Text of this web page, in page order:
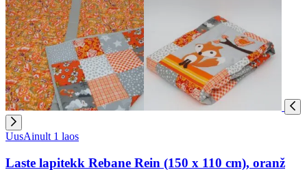
UusAinult 1 laos
Laste lapitekk Rebane Rein (150 x 110 cm), oranž